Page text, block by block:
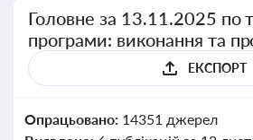
Головне за 13.11.2025 по
програми: виконання та
ЕКСПОРТ
Опрацьовано: 14351 джерел